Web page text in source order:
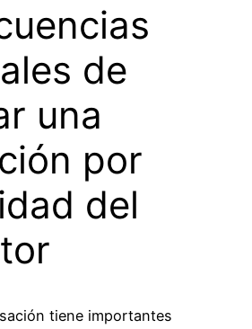
de
una
por
del
tiene importantes